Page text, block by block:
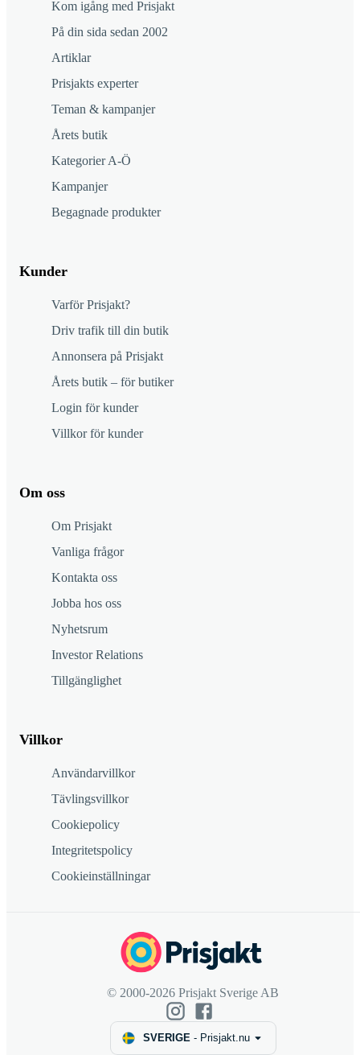
Kom igång med Prisjakt
På din sida sedan 2002
Artiklar
Prisjakts experter
Teman & kampanjer
Årets butik
Kategorier A-Ö
Kampanjer
Begagnade produkter
Kunder
Varför Prisjakt?
Driv trafik till din butik
Annonsera på Prisjakt
Årets butik – för butiker
Login för kunder
Villkor för kunder
Om oss
Om Prisjakt
Vanliga frågor
Kontakta oss
Jobba hos oss
Nyhetsrum
Investor Relations
Tillgänglighet
Villkor
Användarvillkor
Tävlingsvillkor
Cookiepolicy
Integritetspolicy
Cookieinställningar
© 2000-2026 Prisjakt Sverige AB
SVERIGE- Prisjakt.nu